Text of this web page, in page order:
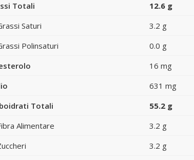
Totali 12.6 g
Saturi
3.2 g
Polinsaturi
0.0 g
16 mg
631 mg
Totali
55.2 g
Alimentare
3.2 g
3.2 g